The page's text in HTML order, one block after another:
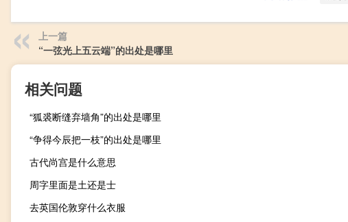
上一篇
“一弦光上五云端”的出处是哪里
相关问题
“狐裘断缝弃墙角”的出处是哪里
“争得今辰把一枝”的出处是哪里
古代尚宫是什么意思
周字里面是土还是士
去英国伦敦穿什么衣服